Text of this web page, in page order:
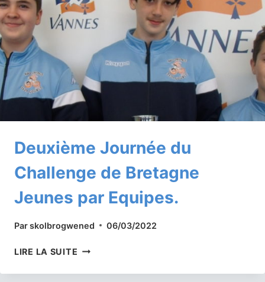
Deuxième Journée du
Challenge de Bretagne
Jeunes par Equipes.
Parskolbrogwened 06/03/2022
LIRE LA SUITE DEUXIÈME
DU